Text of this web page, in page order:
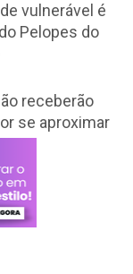
vulnerável é
Pelopes do
receberão
se aproximar